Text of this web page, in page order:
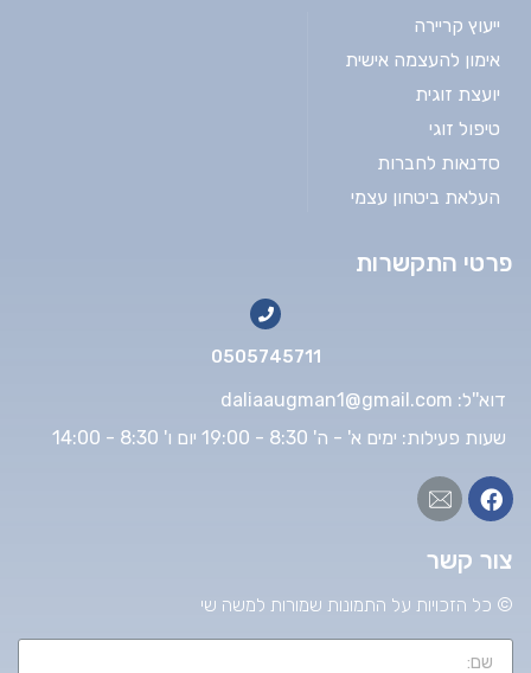
ייעוץ קריירה
אימון להעצמה אישית
יועצת זוגית
טיפול זוגי
סדנאות לחברות
העלאת ביטחון עצמי
פרטי התקשרות
0505745711
דוא''ל: daliaaugman1@gmail.com
שעות פעילות: ימים א' - ה' 8:30 - 19:00 יום ו' 8:30 - 14:00
צור קשר
© כל הזכויות על התמונות שמורות למשה שי